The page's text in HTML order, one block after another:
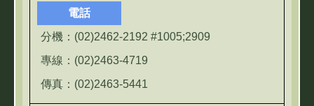
電話
分機：(02)2462-2192 #1005;2909
專線：(02)2463-4719
傳真：(02)2463-5441